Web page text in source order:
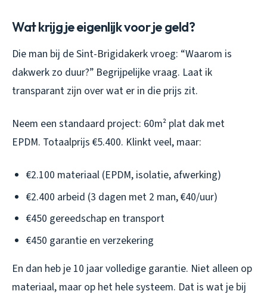
Wat krijg je eigenlijk voor je geld?
Die man bij de Sint-Brigidakerk vroeg: “Waarom is
dakwerk zo duur?” Begrijpelijke vraag. Laat ik
transparant zijn over wat er in die prijs zit.
Neem een standaard project: 60m² plat dak met
EPDM. Totaalprijs €5.400. Klinkt veel, maar:
€2.100 materiaal (EPDM, isolatie, afwerking)
€2.400 arbeid (3 dagen met 2 man, €40/uur)
€450 gereedschap en transport
€450 garantie en verzekering
En dan heb je 10 jaar volledige garantie. Niet alleen op
materiaal, maar op het hele systeem. Dat is wat je bij